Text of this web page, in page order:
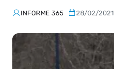
INFORME 365 28/02/2021